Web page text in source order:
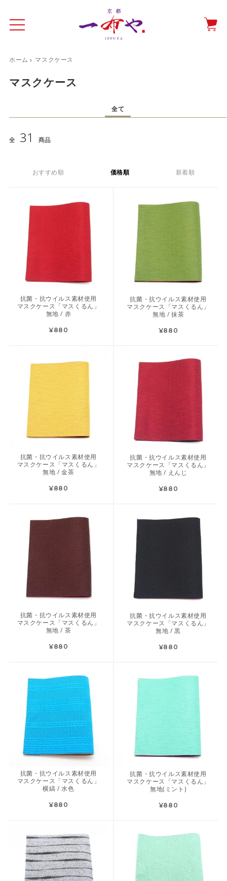
ド 一布やについて
光田愛のテーブルコーディネート
ホーム マスクケース
マスクケース
全て
全 31 商品
おすすめ順 価格順 新着順
抗菌・抗ウイルス素材使用
マスクケース「マスくるん」
無地 / 赤
¥880
抗菌・抗ウイルス素材使用
マスクケース「マスくるん」
無地 / 抹茶
¥880
抗菌・抗ウイルス素材使用
マスクケース「マスくるん」
無地 / 金茶
¥880
抗菌・抗ウイルス素材使用
マスクケース「マスくるん」
無地 / えんじ
¥880
抗菌・抗ウイルス素材使用
マスクケース「マスくるん」
無地 / 茶
¥880
抗菌・抗ウイルス素材使用
マスクケース「マスくるん」
無地 / 黒
¥880
抗菌・抗ウイルス素材使用
マスクケース「マスくるん」
横縞 / 水色
¥880
抗菌・抗ウイルス素材使用
マスクケース「マスくるん」
無地(ミント)
¥880